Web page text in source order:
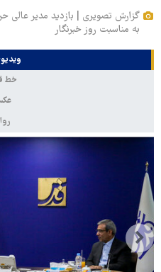
گزارش تصویری | بازدید مدیر
به مناسبت روز خبرنگار
خط